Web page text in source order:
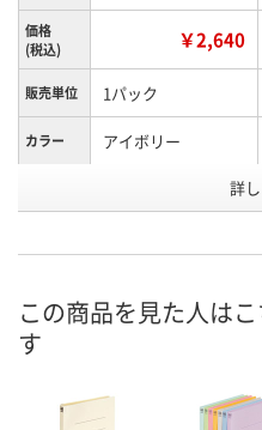
価格
(税込)
￥2,640
販売単位 1パック
カラー アイボリー
カゴへ
詳
この商品を見た人は
す